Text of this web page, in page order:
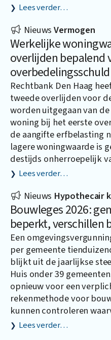
Lees verder…
NieuwsVermogen
Werkelijke
overlijden bepalend
overbedelingsschuld
Rechtbank Den Haag
tweede overlijden voor
worden uitgegaan van
woning bij het eerste
de aangifte erfbelasting
lagere woningwaarde is
destijds onherroepelijk
Lees verder…
Nieuws Hypothecair
Bouwleges 2026:
beperkt, verschillen
Een
per gemeente
blijkt uit de jaarlijkse
Huis onder 39
opnieuw voor een
rekenmethode voor
kunnen controleren
Lees verder…